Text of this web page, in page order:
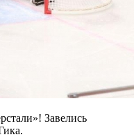
Завелись